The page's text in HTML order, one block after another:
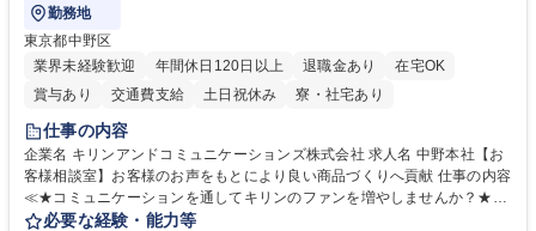
勤務地
東京都中野区
業界未経験歓迎
年間休日120日以上 退職金あり
在宅OK
賞与あり
交通費支給 土日祝休み 寮・社宅あり
仕事の内容
企業名 キリンアンドコミュニケーションズ株式会社 求人名 中野本社【お
客様相談室】お客様のお声をもとにより良い商品づくりへ貢献 仕事の内容
≪★コミュニケーションを通してキリンのファンを増やしませんか？★≫
お客様のお声をより良い商品づくりに活かしていく上で、窓口となるお客
必要な経験・能力等